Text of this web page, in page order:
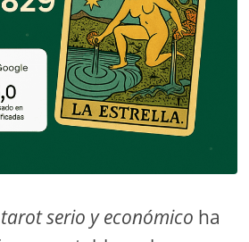
tarot serio y económico ha